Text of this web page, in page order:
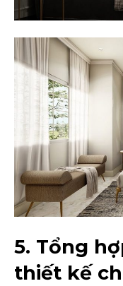
5. Tổng
thiết kế